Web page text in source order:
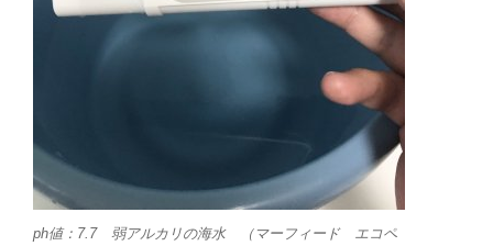
ph値：7.7 弱アルカリの海水 （マーフィード エコペ